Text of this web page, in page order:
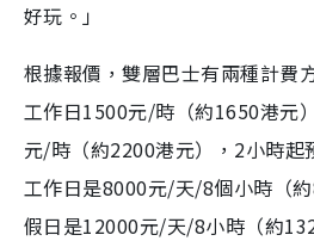
好玩。」
根據報價，雙層巴士有兩種計費
工作日1500元/時（約1650港元
元/時（約2200港元），2小時起
工作日是8000元/天/8個小時（
假日是12000元/天/8小時（約